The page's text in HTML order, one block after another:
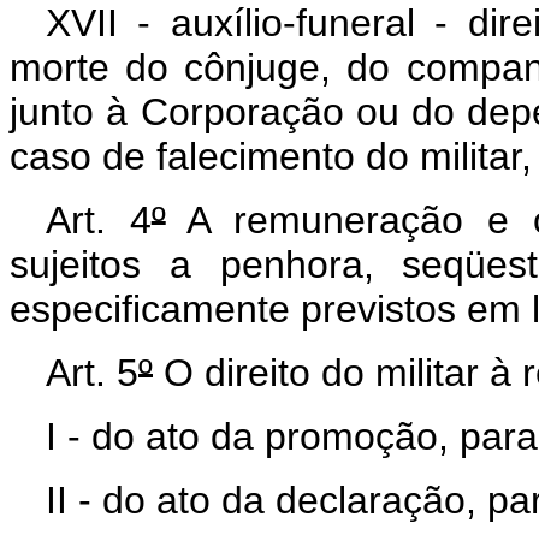
XVII - auxílio-funeral -
morte do cônjuge, do
junto à Corporação ou do
caso de falecimento do
Art. 4ºA remuneração e
sujeitos a penhora,
especificamente previstos
Art. 5º O direito do militar à
I - do ato da promoção,
II - do ato da declaração,